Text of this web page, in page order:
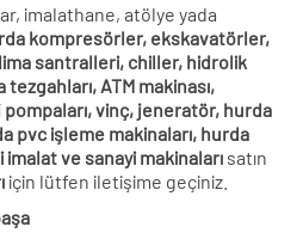
imalathane, atölye yada
kompresörler, ekskavatörler,
santralleri, chiller, hidrolik
ATM makinası,
vinç, jeneratör, hurda
pvc işleme makinaları, hurda
ve sanayi makinaları satın
için lütfen iletişime geçiniz.